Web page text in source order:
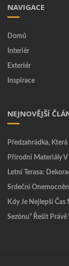
NAVIGACE
Domů
Interiér
Exteriér
Inspirace
NEJNOVĚJŠÍ
Předzahrádka,
Přírodní Materiály
Letní Terasa:
Srdeční
Kdy Je Nejlepší
Sezónu“ Řešit Právě